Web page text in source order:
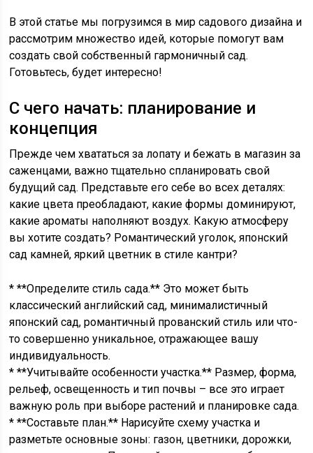
В этой статье мы погрузимся в мир садового дизайна и
рассмотрим множество идей, которые помогут вам
создать свой собственный гармоничный сад.
Готовьтесь, будет интересно!
С чего начать: планирование и
концепция
Прежде чем хвататься за лопату и бежать в магазин за
саженцами, важно тщательно спланировать свой
будущий сад. Представьте его себе во всех деталях:
какие цвета преобладают, какие формы доминируют,
какие ароматы наполняют воздух. Какую атмосферу
вы хотите создать? Романтический уголок, японский
сад камней, яркий цветник в стиле кантри?
* **Определите стиль сада.** Это может быть
классический английский сад, минималистичный
японский сад, романтичный прованский стиль или что-
то совершенно уникальное, отражающее вашу
индивидуальность.
* **Учитывайте особенности участка.** Размер, форма,
рельеф, освещенность и тип почвы – все это играет
важную роль при выборе растений и планировке сада.
* **Составьте план.** Нарисуйте схему участка и
разметьте основные зоны: газон, цветники, дорожки,